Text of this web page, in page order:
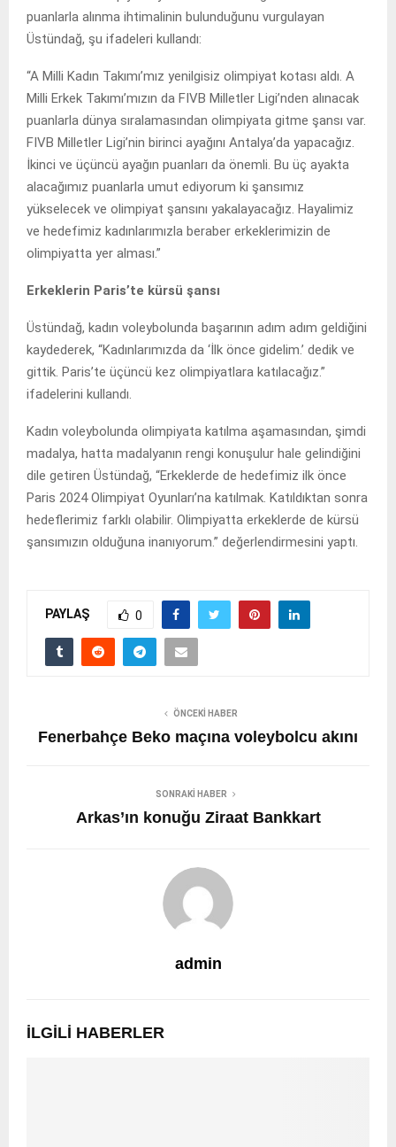
puanlarla alınma ihtimalinin bulunduğunu vurgulayan
Üstündağ, şu ifadeleri kullandı:
“A Milli Kadın Takımı’mız yenilgisiz olimpiyat kotası aldı. A
Milli Erkek Takımı’mızın da FIVB Milletler Ligi’nden alınacak
puanlarla dünya sıralamasından olimpiyata gitme şansı var.
FIVB Milletler Ligi’nin birinci ayağını Antalya’da yapacağız.
İkinci ve üçüncü ayağın puanları da önemli. Bu üç ayakta
alacağımız puanlarla umut ediyorum ki şansımız
yükselecek ve olimpiyat şansını yakalayacağız. Hayalimiz
ve hedefimiz kadınlarımızla beraber erkeklerimizin de
olimpiyatta yer alması.”
Erkeklerin Paris’te kürsü şansı
Üstündağ, kadın voleybolunda başarının adım adım geldiğini
kaydederek, “Kadınlarımızda da ‘İlk önce gidelim.’ dedik ve
gittik. Paris’te üçüncü kez olimpiyatlara katılacağız.”
ifadelerini kullandı.
Kadın voleybolunda olimpiyata katılma aşamasından, şimdi
madalya, hatta madalyanın rengi konuşulur hale gelindiğini
dile getiren Üstündağ, “Erkeklerde de hedefimiz ilk önce
Paris 2024 Olimpiyat Oyunları’na katılmak. Katıldıktan sonra
hedeflerimiz farklı olabilir. Olimpiyatta erkeklerde de kürsü
şansımızın olduğuna inanıyorum.” değerlendirmesini yaptı.
PAYLAŞ 0
ÖNCEKI HABER
Fenerbahçe Beko maçına voleybolcu akını
SONRAKI HABER
Arkas’ın konuğu Ziraat Bankkart
admin
İLGILI HABERLER